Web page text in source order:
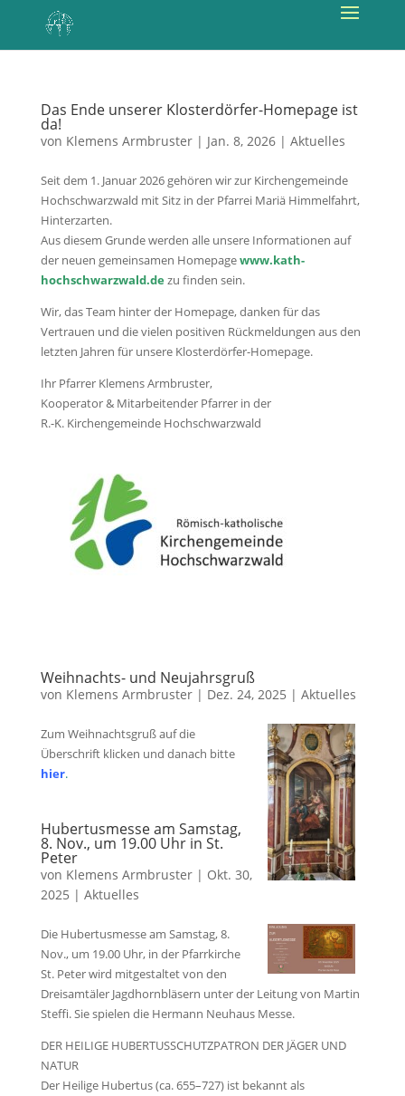
Das Ende unserer Klosterdörfer-Homepage ist
da!
von Klemens Armbruster| Jan. 8, 2026| Aktuelles
Seit dem 1. Januar 2026 gehören wir zur Kirchengemeinde
Hochschwarzwald mit Sitz in der Pfarrei Mariä Himmelfahrt,
Hinterzarten.
Aus diesem Grunde werden alle unsere Informationen auf
der neuen gemeinsamen Homepagewww.kath-
hochschwarzwald.dezu finden sein.
Wir, das Team hinter der Homepage, danken für das
Vertrauen und die vielen positiven Rückmeldungen aus den
letzten Jahren für unsere Klosterdörfer-Homepage.
Ihr Pfarrer Klemens Armbruster,
Kooperator & Mitarbeitender Pfarrer in der
R.-K. Kirchengemeinde Hochschwarzwald
Weihnachts- und Neujahrsgruß
von Klemens Armbruster| Dez. 24, 2025 | Aktuelles
Zum Weihnachtsgruß auf die
Überschrift klicken und danach bitte
hier.
Hubertusmesse am Samstag,
8. Nov., um 19.00 Uhr in St.
Peter
von Klemens Armbruster| Okt. 30,
2025 | Aktuelles
Die Hubertusmesse am Samstag, 8.
Nov., um 19.00 Uhr, in der Pfarrkirche
St. Peter wird mitgestaltet von den
Dreisamtäler Jagdhornbläsern unter der Leitung von Martin
Steffi. Sie spielen die Hermann Neuhaus Messe.
DER HEILIGE HUBERTUSSCHUTZPATRON DER JÄGER UND
NATUR
Der Heilige Hubertus (ca. 655–727) ist bekannt als